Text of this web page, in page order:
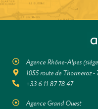
Agence Rhône-Alpes
1055 route de Thormeroz
+33 6 11 87 78 47
Agence Grand Ouest